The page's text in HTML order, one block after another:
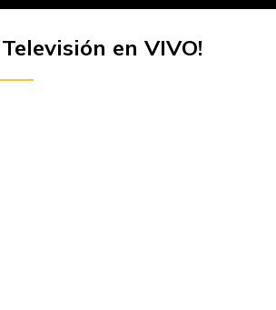
Televisión en VIVO!